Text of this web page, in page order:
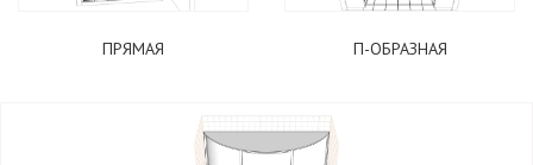
ПРЯМАЯ П-ОБРАЗНАЯ